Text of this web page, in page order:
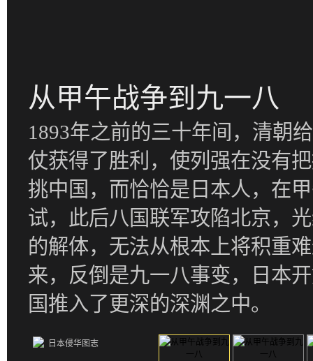
从甲午战争到九一八
1893年之前的三十年间，清朝
仗获得了胜利，使列强在没有
挑中国，而恰恰是日本人，在
试，此后八国联军攻陷北京，
的解体，无法从根本上将积重
来，反倒是九一八事变，日本
国推入了更深的深渊之中。